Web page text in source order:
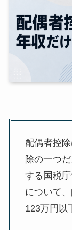
配偶者控
除の一つ
する国税
について
123万円以